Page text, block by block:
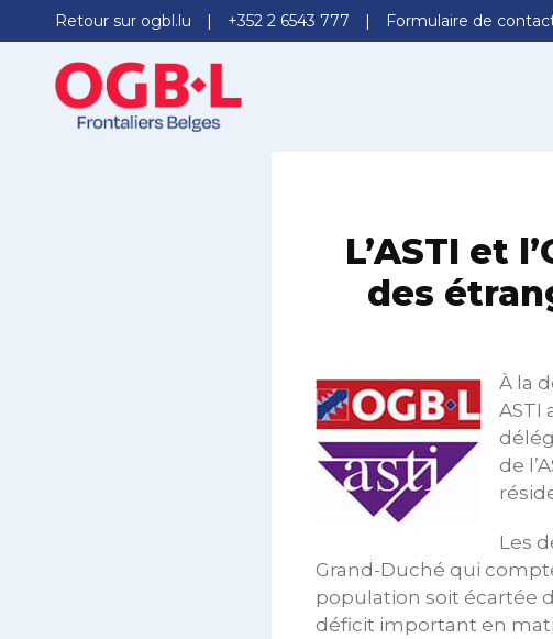
Retour sur ogbl.lu +352 2 6543 777 Formulaire de
L’ASTI et
des
À la
ASTI
de
Les
Grand-Duché qui
population soit écartée
déficit important en